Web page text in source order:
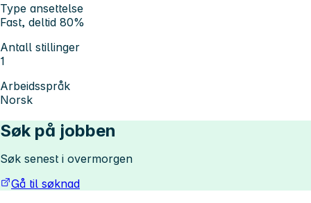
Type ansettelse
Fast, deltid 80%
Antall stillinger
1
Arbeidsspråk
Norsk
Søk på jobben
Søk senest i overmorgen
Gå til søknad